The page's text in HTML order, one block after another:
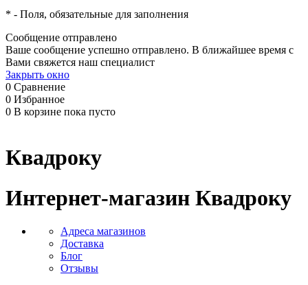
* - Поля, обязательные для заполнения
Сообщение отправлено
Ваше сообщение успешно отправлено. В ближайшее время с
Вами свяжется наш специалист
Закрыть окно
0 Сравнение
0 Избранное
0 В корзине пока пусто
Квадроку
Интернет-магазин Квадроку
Адреса магазинов
Доставка
Блог
Отзывы